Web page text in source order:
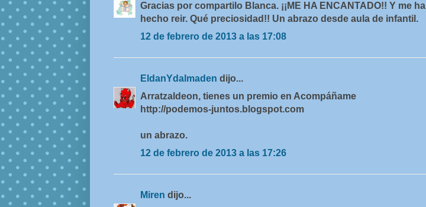
Gracias por compartilo Blanca. ¡¡ME HA ENCANTADO!! Y me ha
hecho reir. Qué preciosidad!! Un abrazo desde aula de infantil.
12 de febrero de 2013 a las 17:08
EldanYdalmaden dijo...
Arratzaldeon, tienes un premio en Acompáñame
http://podemos-juntos.blogspot.com
un abrazo.
12 de febrero de 2013 a las 17:26
Miren dijo...